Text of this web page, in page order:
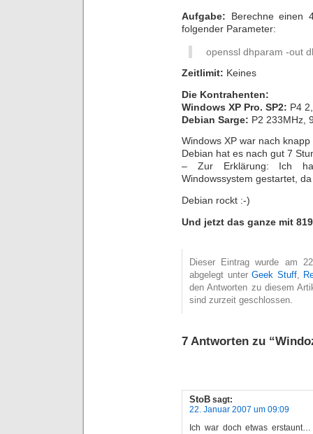
Aufgabe: Berechne einen
folgender Parameter:
openssl dhparam -out
Zeitlimit: Keines
Die Kontrahenten:
Windows XP Pro. SP2: P4
Debian Sarge: P2 233MHz,
Windows XP war nach
Debian hat es nach gut 7
– Zur Erklärung: Ich
Windowssystem gestartet,
Debian rockt :-)
Und jetzt das ganze mit
Dieser Eintrag wurde am
abgelegt unterGeek Stuff,
den Antworten zu diesem
sind zurzeit geschlossen.
7 Antworten zu
StoB sagt:
22. Januar 2007 um 09:09
Ich war doch etwas erstaunt…